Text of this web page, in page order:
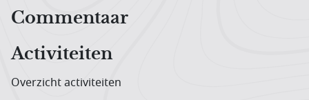
Hoofdnavigatiemenu
Commentaar
Activiteiten
Overzicht activiteiten